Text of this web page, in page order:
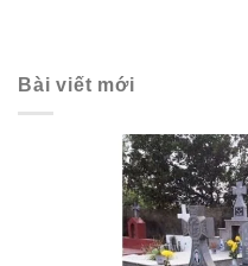
MẪU MỘ ĐÁ ĐẸP MẪU MỘ ĐÁ ĐÔI ĐẸP MỘ
Mẫu mộ đá đôi không mái
Mộ đá đôi không mái là mẫu